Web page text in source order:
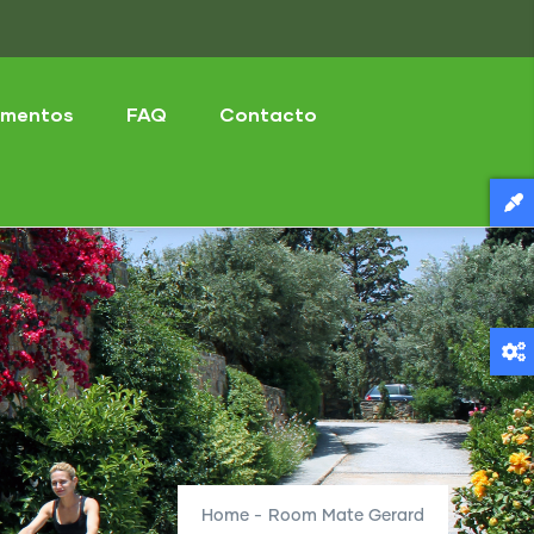
FAQ Contacto
Home - Room Mate Gerard